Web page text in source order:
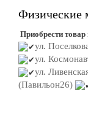
Физические
Приобрести
ул.
ул.
ул.
(Павильон26)